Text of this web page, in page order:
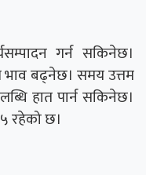
गर्न सकिनेछ।
भाव बढ्नेछ। समय उत्तम
हात पार्न सकिनेछ।
रहेको छ।